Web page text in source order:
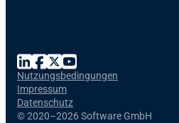
©2020–2026 Software GmbH
Nutzungsbedingungen
Impressum
Datenschutz